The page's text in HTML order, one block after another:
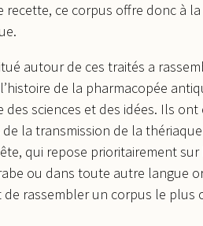
recette, ce corpus offre donc à
autour de ces traités a
de la pharmacopée
des sciences et des idées. Ils
la transmission de la
qui repose prioritairement
ou dans toute autre langue
de rassembler un corpus le